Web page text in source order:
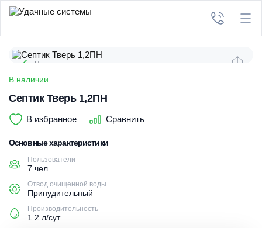
Назад
В наличии
Септик Тверь 1,2ПН
В избранное Сравнить
Основные характеристики
Пользователи
7 чел
Отвод очищенной воды
Принудительный
Производительность
1.2 л/сут